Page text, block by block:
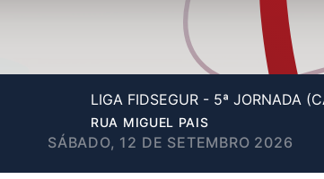
LIGA FIDSEGUR - 5ª JORNADA
RUA MIGUEL PAIS
SÁBADO, 12 DE SETEMBRO 2026